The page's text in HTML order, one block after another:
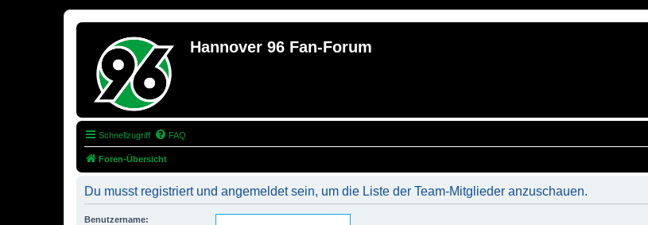
Hannover 96 Fan-Forum
Schnellzugriff FAQ
Foren-Übersicht
Du musst registriert und angemeldet sein, um die Liste der Team-Mitglieder anzuschauen.
Benutzername: